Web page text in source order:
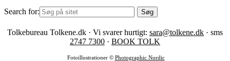
Search for:
Tolkebureau Tolkene.dk · Vi svarer hurtigt: sara@tolkene.dk · sms
2747 7300 · BOOK TOLK
Fotoillustrationer © Photographic Nordic